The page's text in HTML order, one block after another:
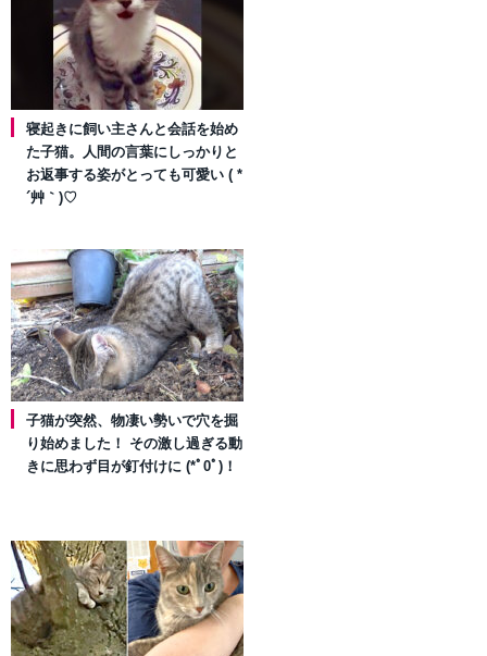
寝起きに飼い主さんと会話を始め
た子猫。人間の言葉にしっかりと
お返事する姿がとっても可愛い ( *
´艸｀)♡
子猫が突然、物凄い勢いで穴を掘
り始めました！ その激し過ぎる動
きに思わず目が釘付けに (*ﾟ0ﾟ)！